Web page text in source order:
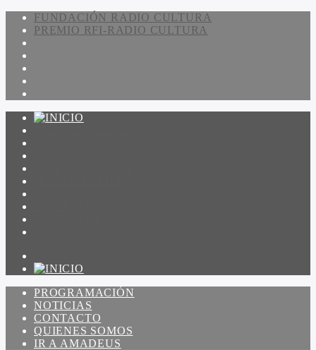
FUNDACIÓN RADIO CULTURA
PREMIO RFI-RADIO CULTURA
PROGRAMACIÓN
NOTICIAS
CONTACTO
QUIENES SOMOS
IR A AMADEUS